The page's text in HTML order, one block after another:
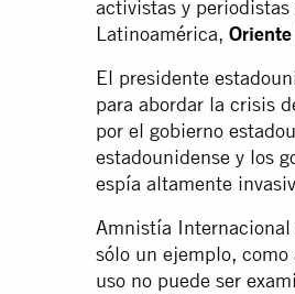
activistas y periodistas
Latinoamérica,
El presidente
para abordar la crisis
por el gobierno
estadounidense y los
espía altamente
Amnistía Internacional
sólo un ejemplo,
uso no puede ser